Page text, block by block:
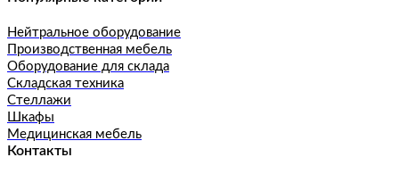
Нейтральное оборудование
Производственная мебель
Оборудование для склада
Складская техника
Стеллажи
Шкафы
Медицинская мебель
Контакты